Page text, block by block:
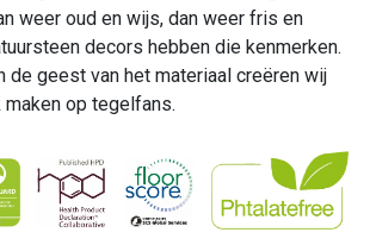
weer oud en wijs, dan weer fris en
decors hebben die kenmerken.
de geest van het materiaal creëren wij
op tegelfans.